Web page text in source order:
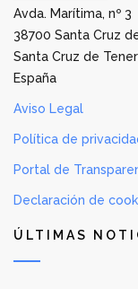
Avda. Marítima, nº 3
38700 Santa Cruz
Santa Cruz de
España
Aviso Legal
Política de
Portal de
Declaración de
ÚLTIMAS